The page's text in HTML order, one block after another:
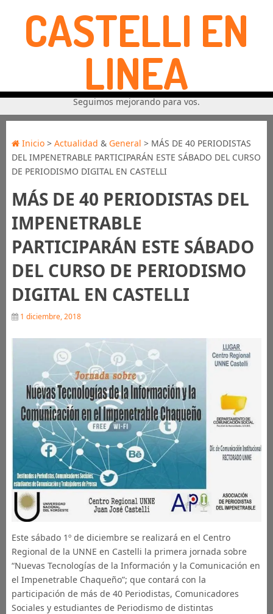
CASTELLI EN
LINEA
Seguimos mejorando para vos.
Inicio> Actualidad & General > MÁS DE 40 PERIODISTAS
DEL IMPENETRABLE PARTICIPARÁN ESTE SÁBADO DEL CURSO
DE PERIODISMO DIGITAL EN CASTELLI
MÁS DE 40 PERIODISTAS DEL
IMPENETRABLE
PARTICIPARÁN ESTE SÁBADO
DEL CURSO DE PERIODISMO
DIGITAL EN CASTELLI
1 diciembre, 2018
Este sábado 1º de diciembre se realizará en el Centro
Regional de la UNNE en Castelli la primera jornada sobre
“Nuevas Tecnologías de la Información y la Comunicación en
el Impenetrable Chaqueño”; que contará con la
participación de más de 40 Periodistas, Comunicadores
Sociales y estudiantes de Periodismo de distintas